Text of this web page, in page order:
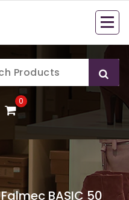
0
Falmec BASIC 50